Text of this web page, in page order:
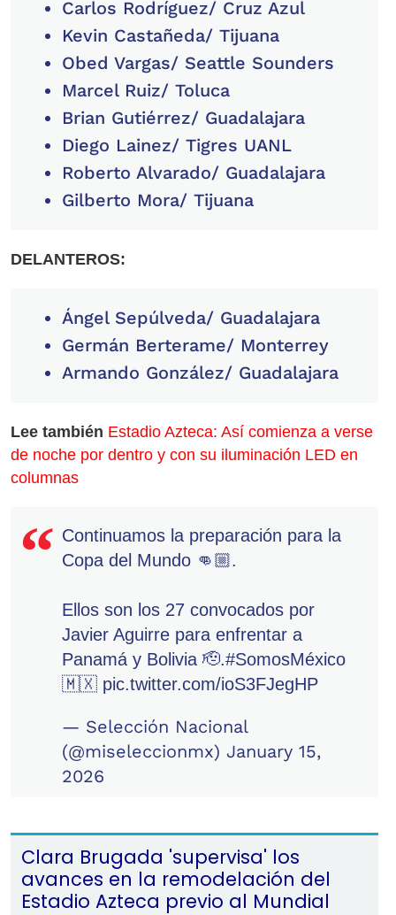
Carlos Rodríguez/ Cruz Azul
Kevin Castañeda/ Tijuana
Obed Vargas/ Seattle Sounders
Marcel Ruiz/ Toluca
Brian Gutiérrez/ Guadalajara
Diego Lainez/ Tigres UANL
Roberto Alvarado/ Guadalajara
Gilberto Mora/ Tijuana
DELANTEROS:
Ángel Sepúlveda/ Guadalajara
Germán Berterame/ Monterrey
Armando González/ Guadalajara
Lee también Estadio Azteca: Así comienza a verse
de noche por dentro y con su iluminación LED en
columnas
Continuamos la preparación para la
Copa del Mundo 👊🏼.
Ellos son los 27 convocados por
Javier Aguirre para enfrentar a
Panamá y Bolivia 🫡.#SomosMéxico
🇲🇽 pic.twitter.com/ioS3FJegHP
— Selección Nacional
(@miseleccionmx) January 15,
2026
Clara Brugada 'supervisa' los
avances en la remodelación del
Estadio Azteca previo al Mundial